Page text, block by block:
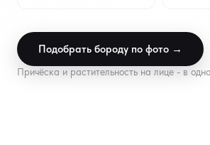
Подобрать бороду по фото →
Причёска и растительность на лице - в